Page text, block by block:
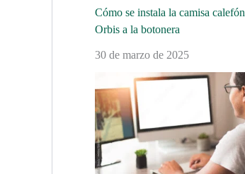
Cómo se instala la camisa calefón
Orbis a la botonera
30 de marzo de 2025